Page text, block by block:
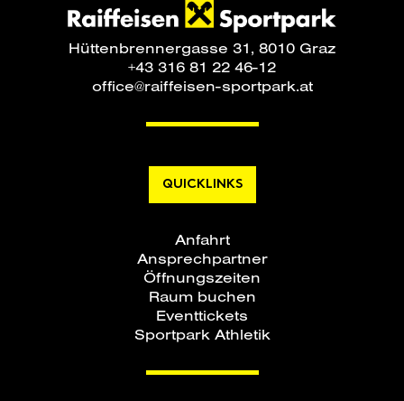
Hüttenbrennergasse 31, 8010 Graz
+43 316 81 22 46-12
office@raiffeisen-sportpark.at
QUICKLINKS
Anfahrt
Ansprechpartner
Öffnungszeiten
Raum buchen
Eventtickets
Sportpark Athletik